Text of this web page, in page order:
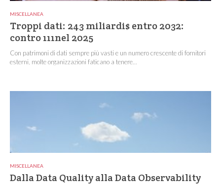
MISCELLANEA
Troppi dati: 243 miliardi$ entro 2032:
contro 111nel 2025
Con patrimoni di dati sempre più vasti e un numero crescente di fornitori
esterni, molte organizzazioni faticano a tenere...
MISCELLANEA
Dalla Data Quality alla Data Observability